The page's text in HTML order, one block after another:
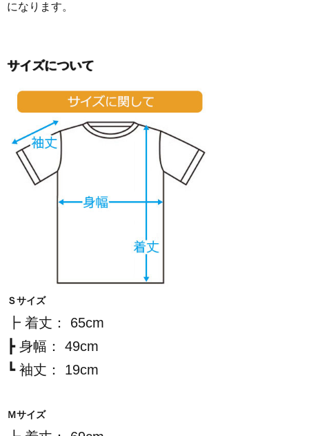
になります。
サイズについて
Ｓサイズ
┣ 着丈： 65cm
┣ 身幅： 49cm
┗ 袖丈： 19cm
Ｍサイズ